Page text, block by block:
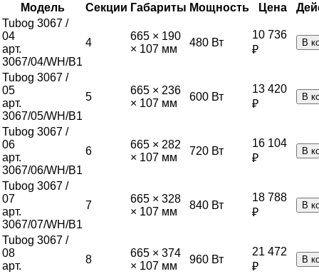
Модель
Секции Габариты Мощность Цена
Tubog 3067 /
04
арт.
3067/04/WH/B1
4
665 × 190
× 107 мм
480 Вт
10 736
₽
В
Tubog 3067 /
05
арт.
3067/05/WH/B1
5
665 × 236
× 107 мм
600 Вт
13 420
₽
В
Tubog 3067 /
06
арт.
3067/06/WH/B1
6
665 × 282
× 107 мм
720 Вт
16 104
₽
В
Tubog 3067 /
07
арт.
3067/07/WH/B1
7
665 × 328
× 107 мм
840 Вт
18 788
₽
В
Tubog 3067 /
08
арт.
8
665 × 374
× 107 мм
960 Вт
21 472
₽
В